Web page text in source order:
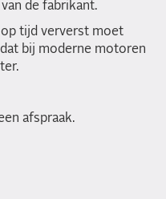
de fabrikant.
tijd ververst moet
bij moderne motoren
afspraak.